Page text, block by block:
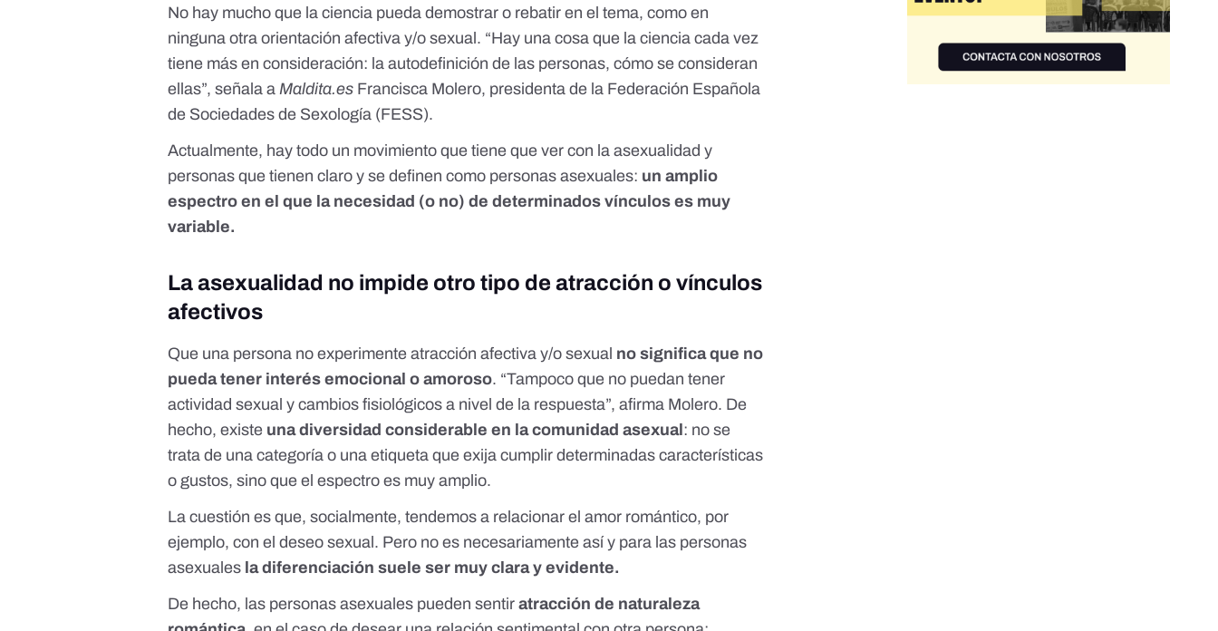
No hay mucho que la ciencia pueda demostrar o rebatir en el tema, como en
ninguna otra orientación afectiva y/o sexual. “Hay una cosa que la ciencia cada vez
tiene más en consideración: la autodefinición de las personas, cómo se consideran
ellas”, señala aMaldita.es Francisca Molero, presidenta de la Federación Española
de Sociedades de Sexología (FESS).
Actualmente, hay todo un movimiento que tiene que ver con la asexualidad y
personas que tienen claro y se definen como personas asexuales: un amplio
espectro en el que la necesidad (o no) de determinados vínculos es muy
variable.
La asexualidad no impide otro tipo de atracción o vínculos
afectivos
Que una persona no experimente atracción afectiva y/o sexual no significa que no
pueda tener interés emocional o amoroso. “Tampoco que no puedan tener
actividad sexual y cambios fisiológicos a nivel de la respuesta”, afirma Molero. De
hecho, existe una diversidad considerable en la comunidad asexual : no se
trata de una categoría o una etiqueta que exija cumplir determinadas características
o gustos, sino que el espectro es muy amplio.
La cuestión es que, socialmente, tendemos a relacionar el amor romántico, por
ejemplo, con el deseo sexual. Pero no es necesariamente así y para las personas
asexuales la diferenciación suele ser muy clara y evidente.
De hecho, las personas asexuales pueden sentiratracción de naturaleza